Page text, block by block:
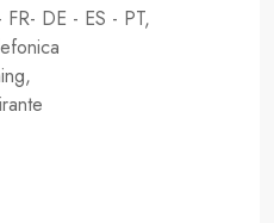
DE - ES - PT,